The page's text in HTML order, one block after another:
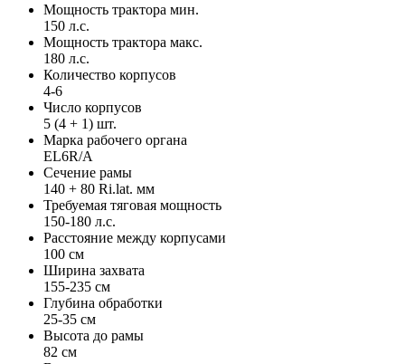
Мощность трактора мин.
150 л.с.
Мощность трактора макс.
180 л.с.
Количество корпусов
4-6
Число корпусов
5 (4 + 1) шт.
Марка рабочего органа
EL6R/A
Сечение рамы
140 + 80 Ri.lat. мм
Требуемая тяговая мощность
150-180 л.с.
Расстояние между корпусами
100 см
Ширина захвата
155-235 см
Глубина обработки
25-35 см
Высота до рамы
82 см